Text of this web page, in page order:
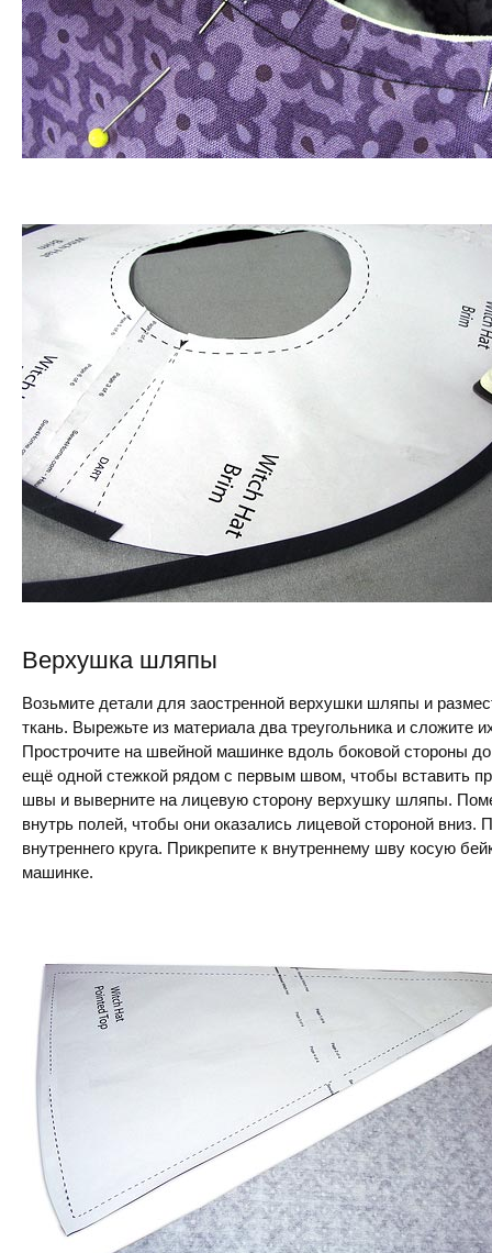
Верхушка шляпы
Возьмите детали для заостренной верхушки шляпы и
ткань. Вырежьте из материала два треугольника и сложите
Прострочите на швейной машинке вдоль боковой стороны
ещё одной стежкой рядом с первым швом, чтобы вставить
швы и выверните на лицевую сторону верхушку шляпы.
внутрь полей, чтобы они оказались лицевой стороной вниз.
внутреннего круга. Прикрепите к внутреннему шву косую
машинке.